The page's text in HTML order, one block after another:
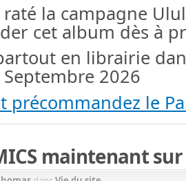
raté la campagne
cet album dès à
en librairie
Septembre 2026
précommandez le
maintenant sur